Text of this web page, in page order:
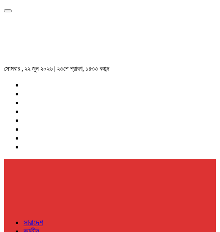
সোমবার , ২২ জুন ২০২৬ | ২৩শে শ্রাবণ, ১৪৩৩ বঙ্গাব্দ
সারাদেশ